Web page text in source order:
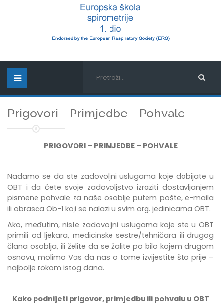
Prigovori - Primjedbe - Pohvale
PRIGOVORI – PRIMJEDBE – POHVALE
Nadamo se da ste zadovoljni uslugama koje dobijate u
OBT i da ćete svoje zadovoljstvo izraziti dostavljanjem
pismene pohvale za naše osoblje putem pošte, e-maila
ili obrasca Ob-1 koji se nalazi u svim org. jedinicama OBT.
Ako, međutim, niste zadovoljni uslugama koje ste u OBT
primili od ljekara, medicinske sestre/tehničara ili drugog
člana osoblja, ili želite da se žalite po bilo kojem drugom
osnovu, molimo Vas da nas o tome izvijestite što prije –
najbolje tokom istog dana.
Kako podnijeti prigovor, primjedbu ili pohvalu u OBT